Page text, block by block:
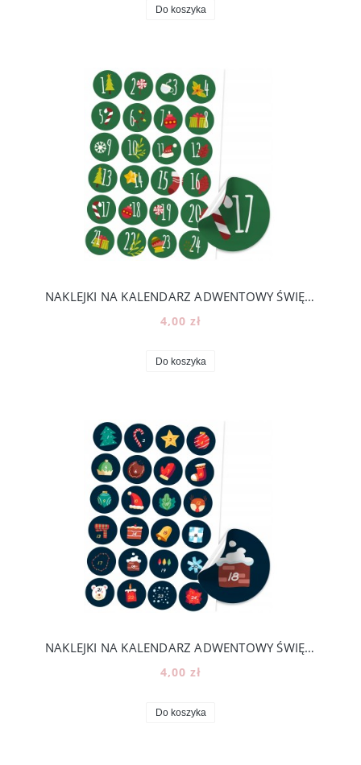
Do koszyka
NAKLEJKI NA KALENDARZ ADWENTOWY ŚWIĘTA DIY - 24 KOLOROWE NUMERKI [17]
4,00 zł
Do koszyka
NAKLEJKI NA KALENDARZ ADWENTOWY ŚWIĘTA DIY - 24 KOLOROWE NUMERKI [18]
4,00 zł
Do koszyka